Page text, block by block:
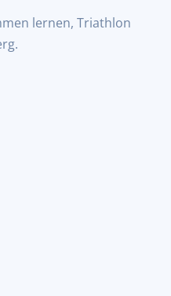
lernen, Triathlon